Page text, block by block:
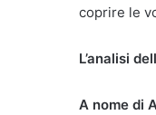
coprire le
L’analisi
A nome di